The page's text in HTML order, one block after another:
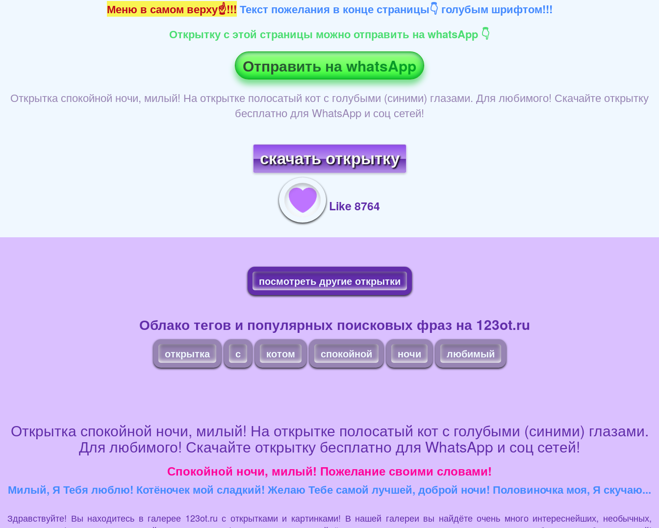
Меню в самом верху☝!!! Текст пожелания в конце страницы👇 голубым шрифтом!!!
Открытку с этой страницы можно отправить на whatsApp 👇
Отправить на whatsApp
Открытка спокойной ночи, милый! На открытке полосатый кот с голубыми (синими) глазами. Для любимого! Скачайте открытку
бесплатно для WhatsApp и соц сетей!
скачать открытку
Like 8764
посмотреть другие открытки
Облако тегов и популярных поисковых фраз на 123ot.ru
открытка с котом спокойной ночи любимый
Открытка спокойной ночи, милый! На открытке полосатый кот с голубыми (синими) глазами.
Для любимого! Скачайте открытку бесплатно для WhatsApp и соц сетей!
Спокойной ночи, милый! Пожелание своими словами!
Милый, Я Тебя люблю! Котёночек мой сладкий! Желаю Тебе самой лучшей, доброй ночи! Половиночка моя, Я скучаю...
Здравствуйте! Вы находитесь в галерее 123ot.ru с открытками и картинками! В нашей галереи вы найдёте очень много интереснейших, необычных,